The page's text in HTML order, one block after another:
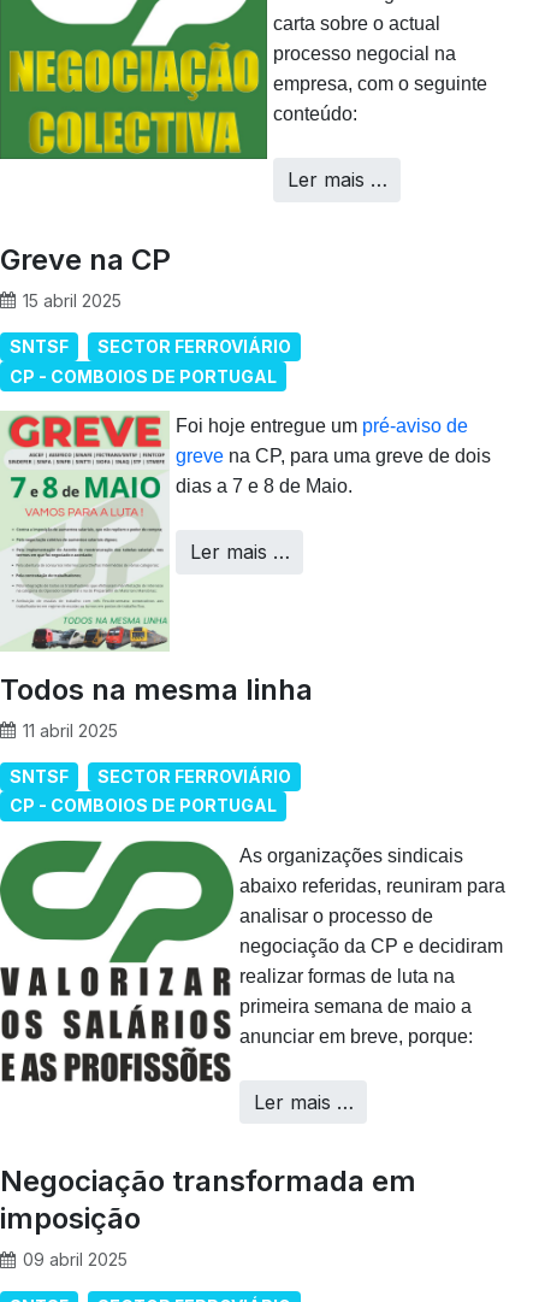
carta sobre o actual
processo negocial na
empresa, com o seguinte
conteúdo:
Ler mais …
Greve na CP
15 abril 2025
SNTSF
SECTOR FERROVIÁRIO
CP - COMBOIOS DE PORTUGAL
Foi hoje entregue um pré-aviso de
greve na CP, para uma greve de dois
dias a 7 e 8 de Maio.
Ler mais …
Todos na mesma linha
11 abril 2025
SNTSF
SECTOR FERROVIÁRIO
CP - COMBOIOS DE PORTUGAL
As organizações sindicais
abaixo referidas, reuniram para
analisar o processo de
negociação da CP e decidiram
realizar formas de luta na
primeira semana de maio a
anunciar em breve, porque:
Ler mais …
Negociação transformada em
imposição
09 abril 2025